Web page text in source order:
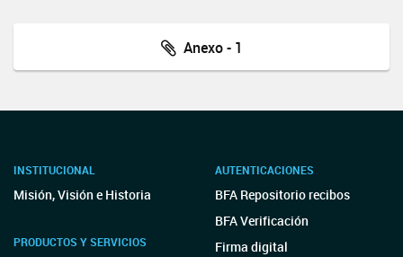
Anexo - 1
INSTITUCIONAL
Misión, Visión e Historia
PRODUCTOS Y SERVICIOS
AUTENTICACIONES
BFA Repositorio recibos
BFA Verificación
Firma digital